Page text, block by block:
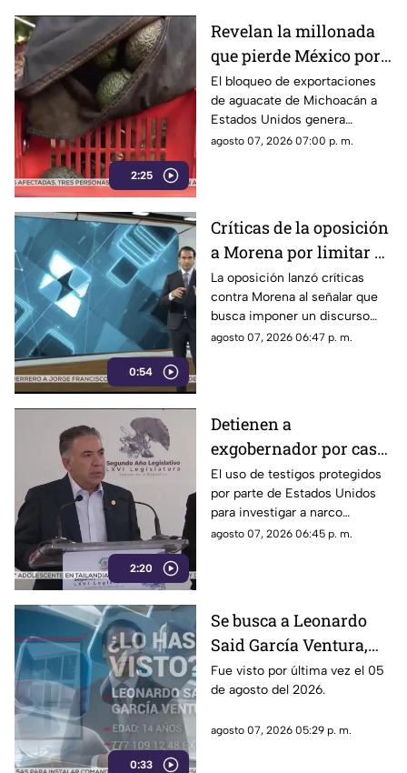
2:25
Revelan la millonada
que pierde México por
el bloqueo de Estados
Unidos al aguacate de
Michoacán
El bloqueo de exportaciones
de aguacate de Michoacán a
Estados Unidos genera
pérdidas millonarias.
agosto 07, 2026 07:00 p. m.
0:54
Críticas de la oposición
a Morena por limitar el
debate político
La oposición lanzó críticas
contra Morena al señalar que
busca imponer un discurso
único y limitar las voces que
agosto 07, 2026 06:47 p. m.
2:20
Detienen a
exgobernador por caso
Ayotzinapa y desaforan
a alcaldes
El uso de testigos protegidos
por parte de Estados Unidos
para investigar a narco
políticos ha sido cuestionado
entre ellos Rubén Rocha y
Enrique Inzunza.
agosto 07, 2026 06:45 p. m.
0:33
Se busca a Leonardo
Said García Ventura,
desaparecido en
Cuernavaca
Fue visto por última vez el 05
de agosto del 2026.
agosto 07, 2026 05:29 p. m.